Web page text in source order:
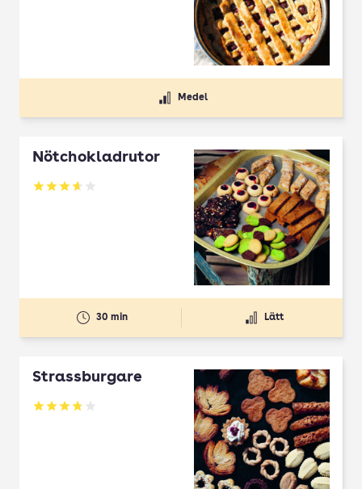
Medel
Nötchokladrutor
Betyg: 3.65 av 5
30 min Lätt
Strassburgare
Betyg: 3.78 av 5